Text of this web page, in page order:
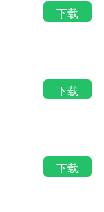
下载
下载
下载